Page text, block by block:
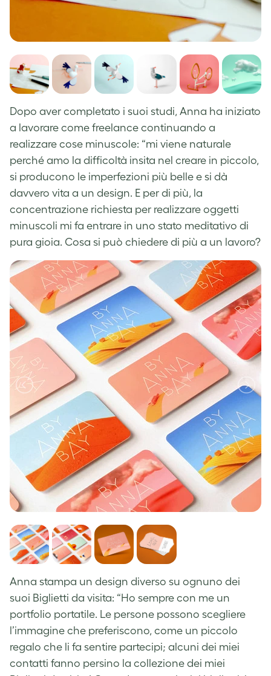
Dopo aver completato i suoi studi, Anna ha iniziato
a lavorare come freelance continuando a
realizzare cose minuscole: “mi viene naturale
perché amo la difficoltà insita nel creare in piccolo,
si producono le imperfezioni più belle e si dà
davvero vita a un design. E per di più, la
concentrazione richiesta per realizzare oggetti
minuscoli mi fa entrare in uno stato meditativo di
pura gioia. Cosa si può chiedere di più a un lavoro?
Anna stampa un design diverso su ognuno dei
suoi Biglietti da visita: “Ho sempre con me un
portfolio portatile. Le persone possono scegliere
l’immagine che preferiscono, come un piccolo
regalo che li fa sentire partecipi; alcuni dei miei
contatti fanno persino la collezione dei miei